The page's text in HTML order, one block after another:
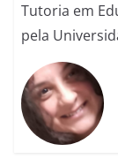
Tutoria em
pela